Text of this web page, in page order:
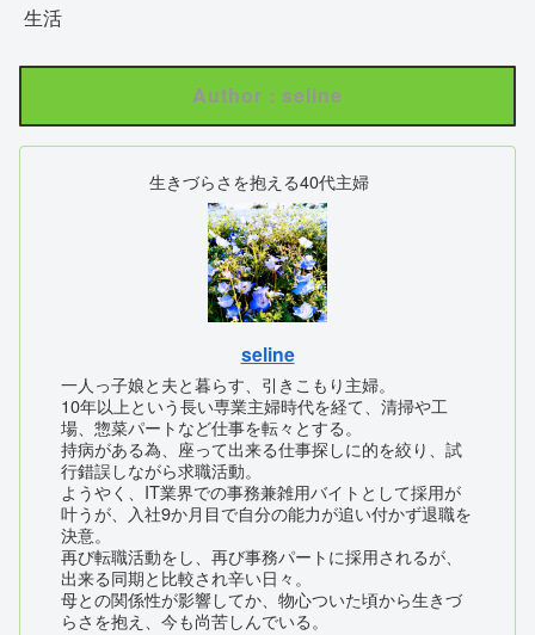
生活
Author : seline
生きづらさを抱える40代主婦
seline
一人っ子娘と夫と暮らす、引きこもり主婦。
10年以上という長い専業主婦時代を経て、清掃や工
場、惣菜パートなど仕事を転々とする。
持病がある為、座って出来る仕事探しに的を絞り、試
行錯誤しながら求職活動。
ようやく、IT業界での事務兼雑用バイトとして採用が
叶うが、入社9か月目で自分の能力が追い付かず退職を
決意。
再び転職活動をし、再び事務パートに採用されるが、
出来る同期と比較され辛い日々。
母との関係性が影響してか、物心ついた頃から生きづ
らさを抱え、今も尚苦しんでいる。